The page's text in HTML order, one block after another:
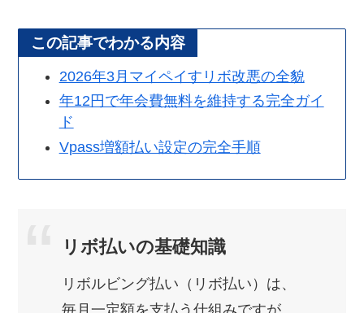
この記事でわかる内容
2026年3月マイペイすリボ改悪の全貌
年12円で年会費無料を維持する完全ガイ
ド
Vpass増額払い設定の完全手順
リボ払いの基礎知識
リボルビング払い（リボ払い）は、